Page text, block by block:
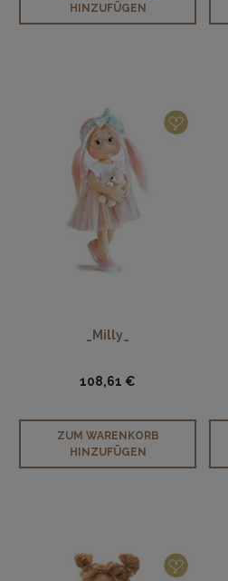
HINZUFÜGEN
_Milly_
108,61 €
ZUM WARENKORB
HINZUFÜGEN